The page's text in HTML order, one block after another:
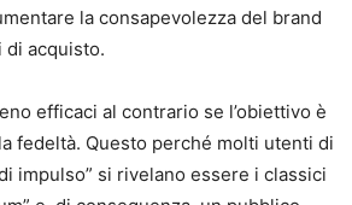
la consapevolezza del brand
di acquisto.
efficaci al contrario se l’obiettivo è
fedeltà. Questo perché molti utenti di
impulso” si rivelano essere i classici